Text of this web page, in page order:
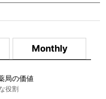
Monthly
局の価値
役割